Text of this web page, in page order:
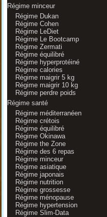
Régime minceur
Régime Dukan
Régime Cohen
Régime LeDiet
Régime Le Bootcamp
Régime Zermati
Régime équilibré
Régime hyperprotéiné
Régime calories
Régime maigrir 5 kg
Régime maigrir 10 kg
Régime perdre poids
Régime santé
Régime méditerranéen
Régime crétois
Régime équilibré
Régime Okinawa
Régime the Zone
Régime des 6 repas
Régime minceur
Régime asiatique
Régime japonais
Régime nutrition
Régime grossesse
Régime ménopause
Régime hypertension
Régime Slim-Data